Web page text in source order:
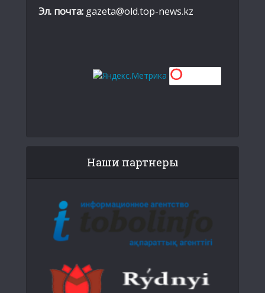
Эл. почта: gazeta@old.top-news.kz
Наши партнеры